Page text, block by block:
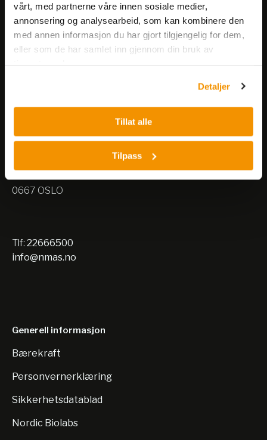
vårt, med partnerne våre innen sosiale medier,
annonsering og analysearbeid, som kan kombinere den
med annen informasjon du har gjort tilgjengelig for dem,
eller som de har samlet inn gjennom din bruk av
Detaljer
Tillat alle
Tilpass
Nils Hansens vei 8
0667 OSLO
Tlf: 22666500
info@nmas.no
Generell informasjon
Bærekraft
Personvernerklæring
Sikkerhetsdatablad
Nordic Biolabs